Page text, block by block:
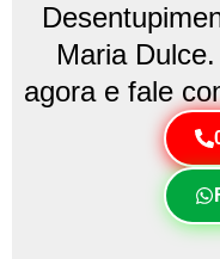
Maria
agora e fale